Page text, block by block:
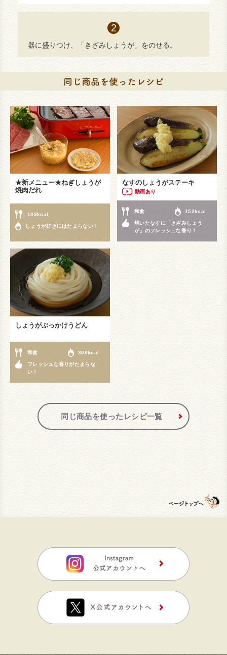
器に盛りつけ、「きざみしょうが」をのせる。
★新メニュー★ねぎしょうが
焼肉だれ
103kcal
しょうが好きにはたまらない！
なすのしょうがステーキ
動画あり
和食 152kcal
焼いたなすに「きざみしょう
が」のフレッシュな香り！
しょうがぶっかけうどん
和食 308kcal
フレッシュな香りがたまらな
い！
同じ商品を使ったレシピ一覧